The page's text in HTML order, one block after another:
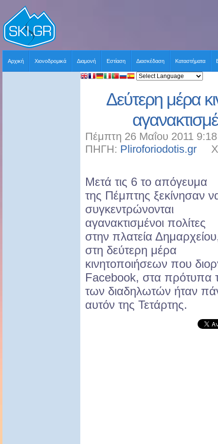
Αρχική Χιονοδρομικά Διαμονή Εστίαση Διασκέδαση Καταστήματα
Δεύτερη μέρα
Πέμπτη 26 Μαΐου 2011
ΠΗΓΗ: Pliroforiodotis.gr
Μετά τις 6 το απόγευμα
της Πέμπτης ξεκίνησαν
συγκεντρώνονται
αγανακτισμένοι πολίτες
στην πλατεία
στη δεύτερη μέρα
κινητοποιήσεων που
Facebook, στα πρότυπα
των διαδηλωτών ήταν
αυτόν της Τετάρτης.